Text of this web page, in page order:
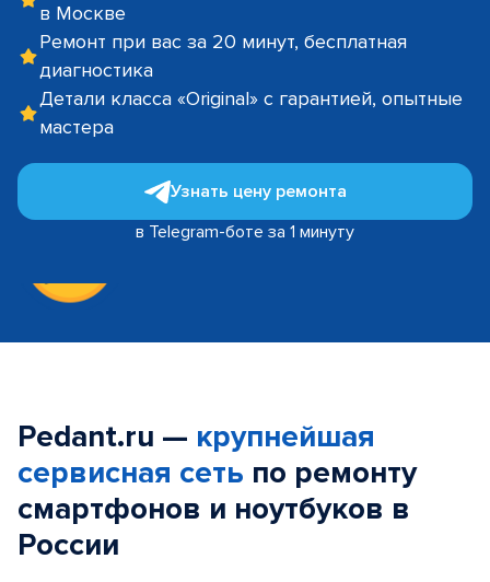
в Москве
Ремонт при вас за 20 минут, бесплатная
диагностика
Детали класса «Original» с гарантией, опытные
мастера
Узнать цену ремонта
в Telegram-боте за 1 минуту
Pedant.ru — крупнейшая
сервисная сеть по ремонту
смартфонов и ноутбуков в
России